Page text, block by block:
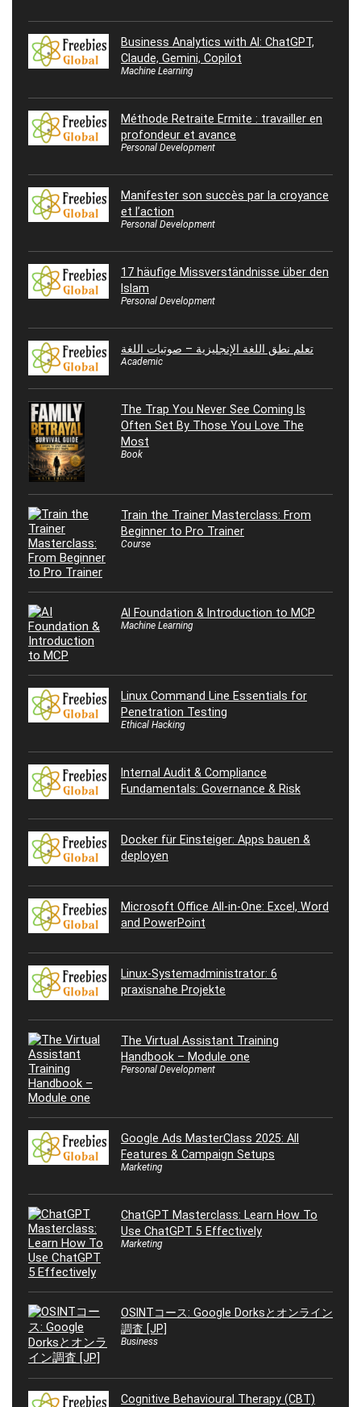
Business Analytics with AI: ChatGPT,
Claude, Gemini, Copilot
Machine Learning
Méthode Retraite Ermite : travailler en
profondeur et avance
Personal Development
Manifester son succès par la croyance
et l’action
Personal Development
17 häufige Missverständnisse über den
Islam
Personal Development
تعلم نطق اللغة الإنجليزية – صوتيات اللغة
Academic
The Trap You Never See Coming Is
Often Set By Those You Love The
Most
Book
Train the Trainer Masterclass: From
Beginner to Pro Trainer
Course
AI Foundation & Introduction to MCP
Machine Learning
Linux Command Line Essentials for
Penetration Testing
Ethical Hacking
Internal Audit & Compliance
Fundamentals: Governance & Risk
Docker für Einsteiger: Apps bauen &
deployen
Microsoft Office All-in-One: Excel, Word
and PowerPoint
Linux-Systemadministrator: 6
praxisnahe Projekte
The Virtual Assistant Training
Handbook – Module one
Personal Development
Google Ads MasterClass 2025: All
Features & Campaign Setups
Marketing
ChatGPT Masterclass: Learn How To
Use ChatGPT 5 Effectively
Marketing
OSINTコース: Google Dorksとオンライン
調査 [JP]
Business
Cognitive Behavioural Therapy (CBT)